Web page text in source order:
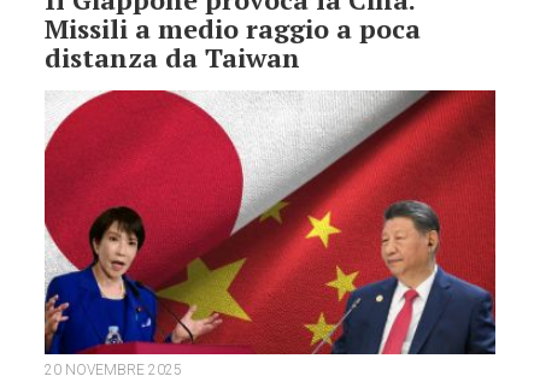
Missili a medio raggio a poca
distanza da Taiwan
20 NOVEMBRE 2025